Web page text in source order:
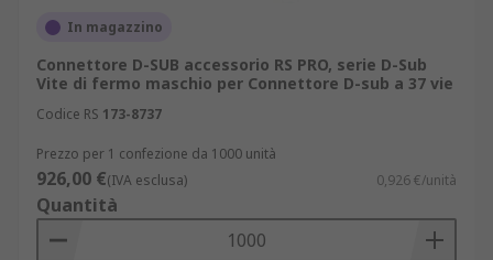
In magazzino
Connettore D-SUB accessorio RS PRO, serie D-Sub
Vite di fermo maschio per Connettore D-sub a 37 vie
Codice RS 173-8737
Prezzo per 1 confezione da 1000 unità
926,00 €(IVA esclusa) 0,926 €/unità
Quantità